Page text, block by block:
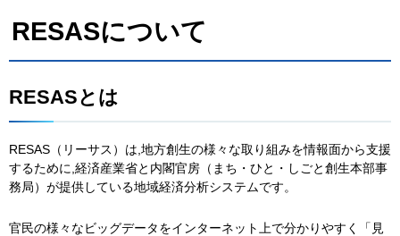
RESASについて
RESASとは
RESAS（リーサス）は,地方創生の様々な取り組みを情報面から支援
するために,経済産業省と内閣官房（まち・ひと・しごと創生本部事
務局）が提供している地域経済分析システムです。
官民の様々なビッグデータをインターネット上で分かりやすく「見